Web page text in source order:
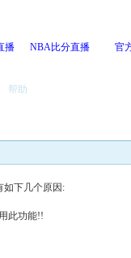
播 NBA比分直播 官
帮助
如下几个原因:
此功能!!